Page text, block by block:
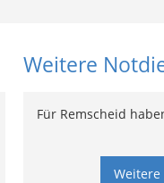
Weitere
Für Remscheid